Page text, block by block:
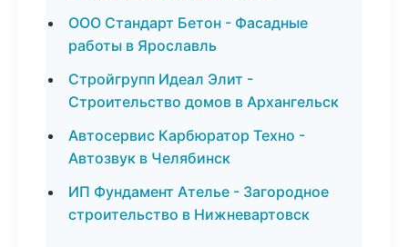
ООО Стандарт Бетон - Фасадные
работы в Ярославль
Стройгрупп Идеал Элит -
Строительство домов в Архангельск
Автосервис Карбюратор Техно -
Автозвук в Челябинск
ИП Фундамент Ателье - Загородное
строительство в Нижневартовск